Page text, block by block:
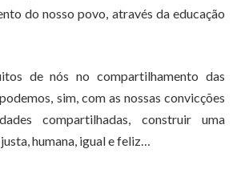
do nosso povo, através da educação
de nós no compartilhamento das
sim, com as nossas convicções
compartilhadas, construir uma
humana, igual e feliz…